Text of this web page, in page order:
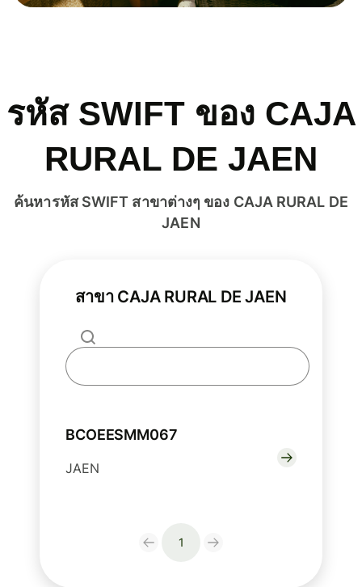
รหัส SWIFT ของ CAJA
RURAL DE JAEN
ค้นหารหัส SWIFT สาขาต่างๆ ของ CAJA RURAL DE
JAEN
สาขา CAJA RURAL DE JAEN
BCOEESMM067
JAEN
1